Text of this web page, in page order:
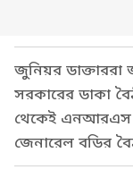
জুনিয়র ডাক্তাররা
সরকারের ডাকা
থেকেই এনআরএস
জেনারেল বডির